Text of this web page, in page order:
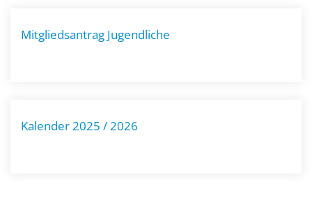
Mitgliedsantrag Jugendliche
Kalender 2025 / 2026